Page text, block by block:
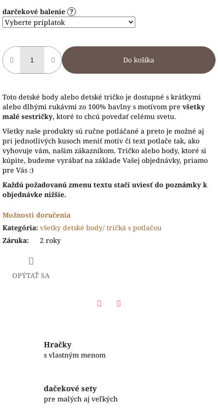
darčekové balenie ?
Do košíka
Toto detské body alebo detské tričko je dostupné s krátkymi
alebo dlhými rukávmi zo 100% bavlny s motívom pre všetky
malé sestričky, ktoré to chcú povedať celému svetu.
Všetky naše produkty sú ručne potláčané a preto je možné aj
pri jednotlivých kusoch meniť motív či text potlače tak, ako
vyhovuje vám, našim zákazníkom. Tričko alebo body, ktoré si
kúpite, budeme vyrábať na základe Vašej objednávky, priamo
pre Vás :)
Každú požadovanú zmenu textu stačí uviesť do poznámky k
objednávke nižšie.
Možnosti doručenia
Kategória: všetky detské body/ tričká s potlačou
Záruka: 2 roky
OPÝTAŤ SA
Hračky
s vlastným menom
dačekové sety
pre malých aj veľkých